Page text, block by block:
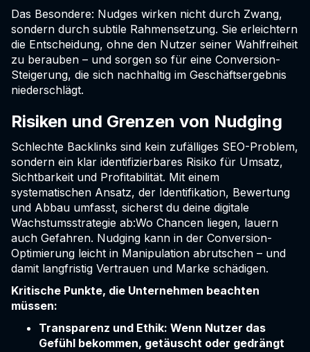
Das Besondere: Nudges wirken nicht durch Zwang,
sondern durch subtile Rahmensetzung. Sie erleichtern
die Entscheidung, ohne den Nutzer seiner Wahlfreiheit
zu berauben – und sorgen so für eine Conversion-
Steigerung, die sich nachhaltig im Geschäftsergebnis
niederschlägt.
Risiken und Grenzen von Nudging
Schlechte Backlinks sind kein zufälliges SEO-Problem,
sondern ein klar identifizierbares Risiko für Umsatz,
Sichtbarkeit und Profitabilität. Mit einem
systematischen Ansatz, der Identifikation, Bewertung
und Abbau umfasst, sicherst du deine digitale
Wachstumsstrategie ab:Wo Chancen liegen, lauern
auch Gefahren. Nudging kann in der Conversion-
Optimierung leicht in Manipulation abrutschen – und
damit langfristig Vertrauen und Marke schädigen.
Kritische Punkte, die Unternehmen beachten
müssen:
Transparenz und Ethik: Wenn Nutzer das
Gefühl bekommen, getäuscht oder gedrängt